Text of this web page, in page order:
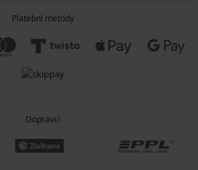
Platební metody
Dopravci